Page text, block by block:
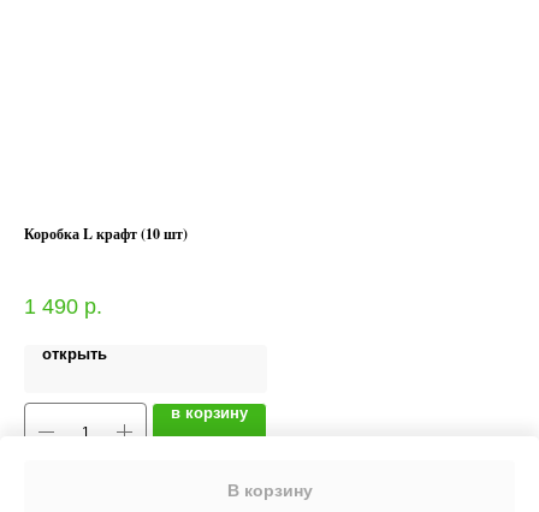
В корзину
Коробка L крафт (10 шт)
1 490 р.
открыть
в корзину